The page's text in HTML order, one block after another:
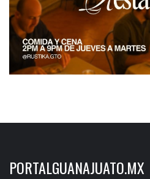
PORTALGUANAJUATO.MX